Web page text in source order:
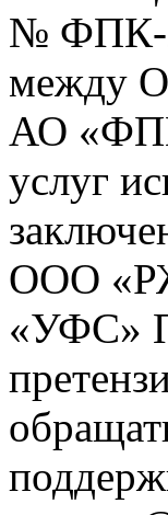
№ ФПК-
между
АО
услуг
ООО
«УФС»